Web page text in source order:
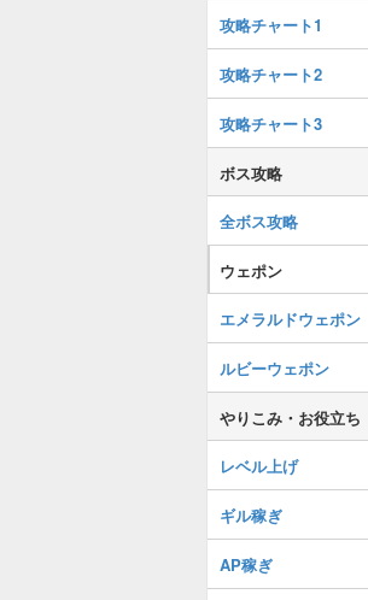
攻略チャート1
攻略チャート2
攻略チャート3
ボス攻略
全ボス攻略
ウェポン
エメラルドウェポン
ルビーウェポン
やりこみ・お役立ち
レベル上げ
ギル稼ぎ
AP稼ぎ